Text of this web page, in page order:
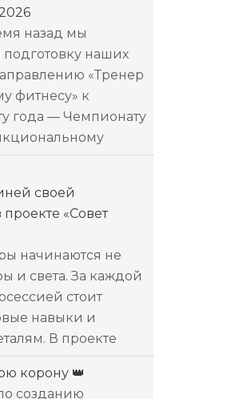
назад мы
наших
«Тренер
фитнесу» к
года — Чемпионату
своей
«Совет
начинаются не
и света. За каждой
стоит
навыки и
В проекте
корону 👑
созданию